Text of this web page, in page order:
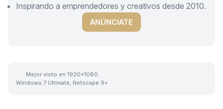
Inspirando a emprendedores y creativos desde 2010.
ANÚNCIATE
Mejor visto en 1920x1080
Windows 7 Ultimate, Netscape 9+